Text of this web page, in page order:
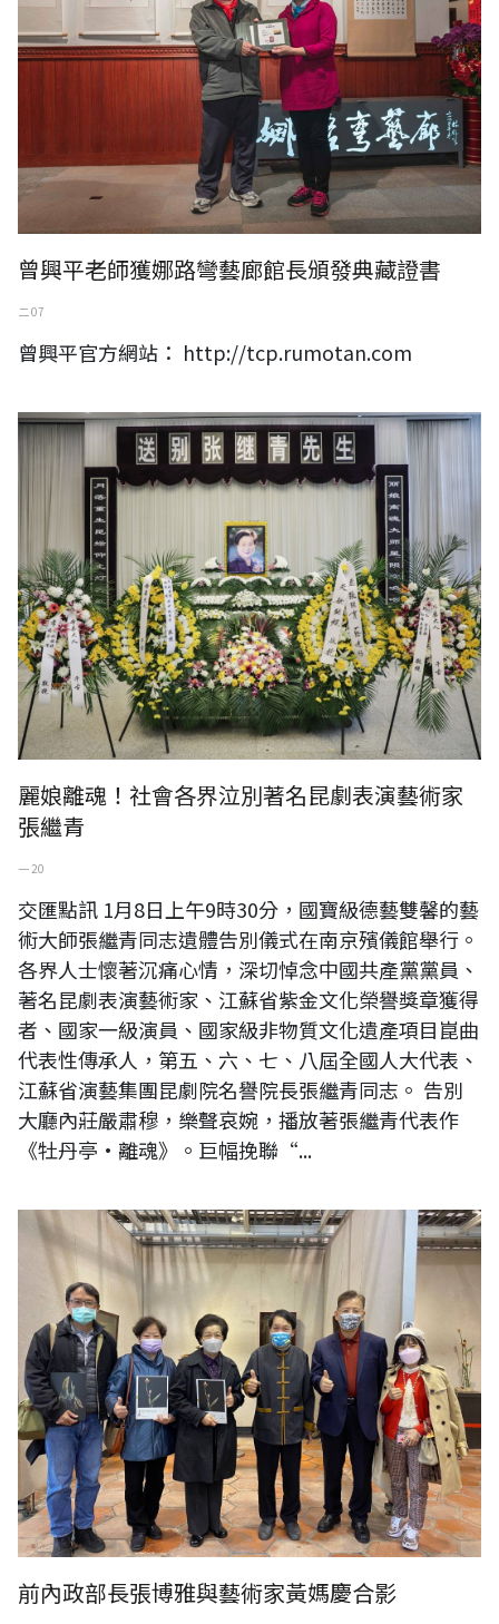
曾興平老師獲娜路彎藝廊館長頒發典藏證書
二 07
曾興平官方網站： http://tcp.rumotan.com
麗娘離魂！社會各界泣別著名昆劇表演藝術家張繼青
麗娘離魂！社會各界泣別著名昆劇表演藝術家
張繼青
一 20
交匯點訊 1月8日上午9時30分，國寶級德藝雙馨的藝
術大師張繼青同志遺體告別儀式在南京殯儀館舉行。
各界人士懷著沉痛心情，深切悼念中國共產黨黨員、
著名昆劇表演藝術家、江蘇省紫金文化榮譽獎章獲得
者、國家一級演員、國家級非物質文化遺產項目崑曲
代表性傳承人，第五、六、七、八屆全國人大代表、
江蘇省演藝集團昆劇院名譽院長張繼青同志。 告別
大廳內莊嚴肅穆，樂聲哀婉，播放著張繼青代表作
《牡丹亭·離魂》。巨幅挽聯“...
前內政部長張博雅與藝術家黃媽慶合影
前內政部長張博雅與藝術家黃媽慶合影